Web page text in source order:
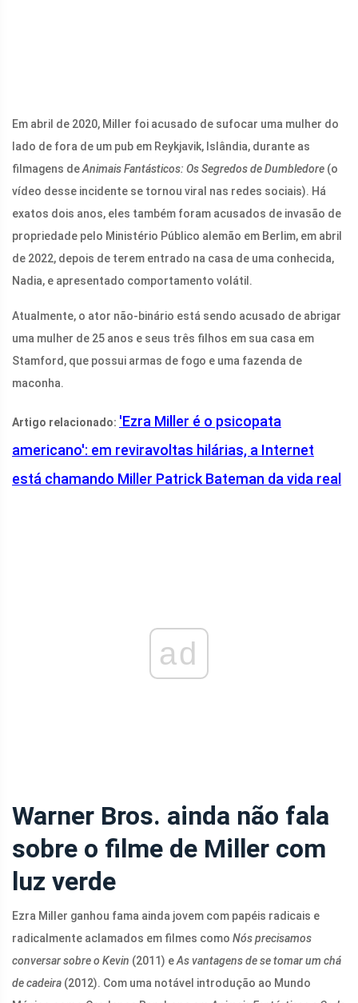
Em abril de 2020, Miller foi acusado de sufocar uma mulher do
lado de fora de um pub em Reykjavik, Islândia, durante as
filmagens deAnimais Fantásticos: Os Segredos de Dumbledore (o
vídeo desse incidente se tornou viral nas redes sociais). Há
exatos dois anos, eles também foram acusados ​​de invasão de
propriedade pelo Ministério Público alemão em Berlim, em abril
de 2022, depois de terem entrado na casa de uma conhecida,
Nadia, e apresentado comportamento volátil.
Atualmente, o ator não-binário está sendo acusado de abrigar
uma mulher de 25 anos e seus três filhos em sua casa em
Stamford, que possui armas de fogo e uma fazenda de
maconha.
Artigo relacionado: 'Ezra Miller é o psicopata
americano': em reviravoltas hilárias, a Internet
está chamando Miller Patrick Bateman da vida real
ad
Warner Bros. ainda não fala
sobre o filme de Miller com
luz verde
Ezra Miller ganhou fama ainda jovem com papéis radicais e
radicalmente aclamados em filmes como Nós precisamos
conversar sobre o Kevin (2011) eAs vantagens de se tomar um chá
de cadeira (2012). Com uma notável introdução ao Mundo